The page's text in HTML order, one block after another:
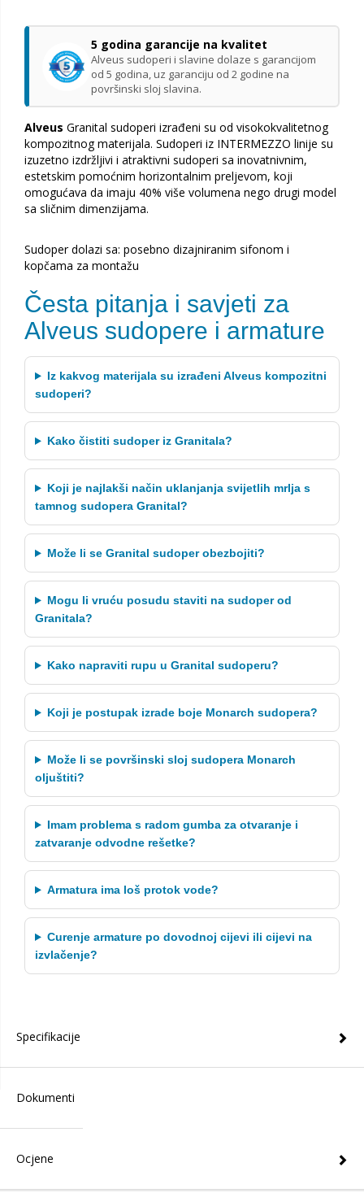
5 godina garancije na kvalitet
Alveus sudoperi i slavine dolaze s garancijom
od 5 godina, uz garanciju od 2 godine na
površinski sloj slavina.
Alveus Granital sudoperi izrađeni su od visokokvalitetnog
kompozitnog materijala. Sudoperi iz INTERMEZZO linije su
izuzetno izdržljivi i atraktivni sudoperi sa inovatnivnim,
estetskim pomoćnim horizontalnim preljevom, koji
omogućava da imaju 40% više volumena nego drugi model
sa sličnim dimenzijama.
Sudoper dolazi sa: posebno dizajniranim sifonom i
kopčama za montažu
Česta pitanja i savjeti za
Alveus sudopere i armature
Iz kakvog materijala su izrađeni Alveus kompozitni
sudoperi?
Kako čistiti sudoper iz Granitala?
Koji je najlakši način uklanjanja svijetlih mrlja s
tamnog sudopera Granital?
Može li se Granital sudoper obezbojiti?
Mogu li vruću posudu staviti na sudoper od
Granitala?
Kako napraviti rupu u Granital sudoperu?
Koji je postupak izrade boje Monarch sudopera?
Može li se površinski sloj sudopera Monarch
oljuštiti?
Imam problema s radom gumba za otvaranje i
zatvaranje odvodne rešetke?
Armatura ima loš protok vode?
Curenje armature po dovodnoj cijevi ili cijevi na
izvlačenje?
Specifikacije
Dokumenti
Ocjene